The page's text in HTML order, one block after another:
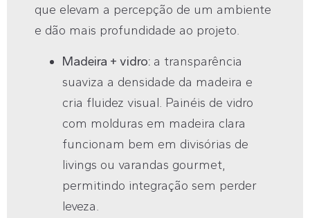
que elevam a percepção de um ambiente
e dão mais profundidade ao projeto.
Madeira + vidro: a transparência
suaviza a densidade da madeira e
cria fluidez visual. Painéis de vidro
com molduras em madeira clara
funcionam bem em divisórias de
livings ou varandas gourmet,
permitindo integração sem perder
leveza.